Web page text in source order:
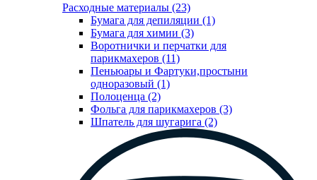
Расходные материалы (23)
Бумага для депиляции (1)
Бумага для химии (3)
Воротнички и перчатки для
парикмахеров (11)
Пеньюары и Фартуки,простыни
одноразовый (1)
Полоценца (2)
Фольга для парикмахеров (3)
Шпатель для шугарига (2)